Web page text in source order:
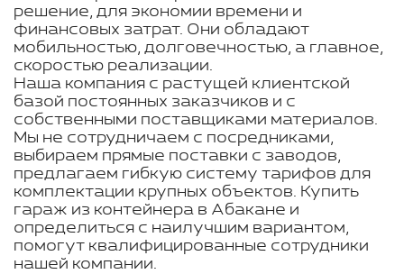
решение, для экономии времени и
финансовых затрат. Они обладают
мобильностью, долговечностью, а главное,
скоростью реализации.
Наша компания с растущей клиентской
базой постоянных заказчиков и с
собственными поставщиками материалов.
Мы не сотрудничаем с посредниками,
выбираем прямые поставки с заводов,
предлагаем гибкую систему тарифов для
комплектации крупных объектов. Купить
гараж из контейнера в Абакане и
определиться с наилучшим вариантом,
помогут квалифицированные сотрудники
нашей компании.